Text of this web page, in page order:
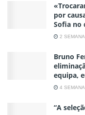
por
Sofia no
2
Bruno
equipa,
4
“A